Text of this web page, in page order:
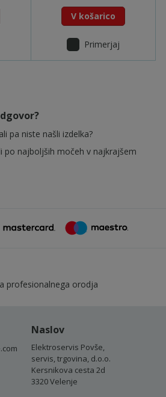
V košarico
Primerjaj
stran
pa niste našli izdelka?
po najboljših močeh v najkrajšem
profesionalnega orodja
Naslov
Elektroservis Povše,
servis, trgovina, d.o.o.
Kersnikova cesta 2d
3320 Velenje